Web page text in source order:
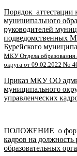
Порядок аттестации
муниципального
руководителей
подведомственных
Бурейского
МКУ Отдела образования
округа от 09.02.2022 No
Приказ МКУ ОО
муниципального
управленческих
ПОЛОЖЕНИЕ о
кадров на
образовательных